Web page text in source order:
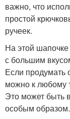
важно, что
простой
ручеек.
На этой
с большим
Если продумать
можно к любому
Это может быть
особым образом.